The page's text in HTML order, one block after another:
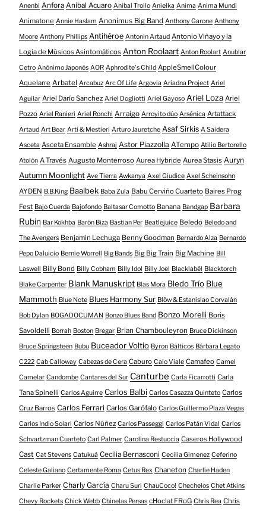
Anenbi Anfora Anibal Acuaro Anibal Troilo Anielka Anima Anima Mundi
Animatone Annie Haslam Anonimus Big Band Anthony Garone Anthony
Moore Anthony Phillips Antihéroe Antonin Artaud Antonio Viñayo y la
Logia de Músicos Asintomáticos Anton Roolaart Anton Roolart Anublar
Cetro Anónimo Japonés AOR Aphrodite's Child AppleSmellColour
Aquelarre Arbatel Arcabuz Arc Of Life Argovia Ariadna Project Ariel
Aguilar Ariel Darío Sanchez Ariel Dogliotti Ariel Gayoso Ariel Loza Ariel
Pozzo Ariel Ranieri Ariel Ronchi Arraigo Arroyito dúo Arsénica Artattack
Artaud Art Bear Arti & Mestieri Arturo Jauretche Asaf Sirkis A Saidera
Asceta Asceta Ensamble Ashraj Astor Piazzolla ATempo Atilio Bertorello
Atolón A Través Augusto Monterroso Aurea Hybride Aurea Stasis Auryn
Autumn Moonlight Ave Tierra Awkanya Axel Giudice Axel Scheinsohn
AYDEN B.B.King Baalbek Baba Zula Babu Cerviño Cuarteto Baires Prog
Fest Bajo Cuerda Bajofondo Baltasar Comotto Banana Bandgap Barbara
Rubin Bar Kokhba Barón Biza Bastian Per Beatlejuice Beledo Beledo and
The Avengers Benjamin Lechuga Benny Goodman Bernardo Alza Bernardo
Pepo Daluicio Bernie Worrell Big Bands Big Big Train Big Machine Bill
Laswell Billy Bond Billy Cobham Billy Idol Billy Joel Blacklabél Blacktorch
Blake Carpenter Blank Manuskript Blas Mora Bledo Trío Blue
Mammoth Blue Note Blues Harmony Sur Blöw & Estanislao Corvalán
Bob Dylan BOGADOCUMAN Bonzo Blues Band Bonzo Morelli Boris
Savoldelli Borrah Boston Bregar Brian Chambouleyron Bruce Dickinson
Bruce Springsteen Bubu Buceador Voltio Byron Bálticos Bárbara Legato
C222 Cab Calloway Cabezas de Cera Caburo Caio Viale Camafeo Camel
Camelar Candombe Cantares del Sur Canturbe Carla Ficarrotti Carla
Tana Spinelli Carlos Aguirre Carlos Balbi Carlos Casazza Quinteto Carlos
Cruz Barros Carlos Ferrari Carlos Garófalo Carlos Guillermo Plaza Vegas
Carlos Indio Solari Carlos Núñez Carlos Passeggi Carlos Patán Vidal Carlos
Schvartzman Cuarteto Carl Palmer Carolina Restuccia Caseros Hollywood
Cast Cat Stevens Catukuá Cecilia Bernasconi Cecilia Gimenez Ceferino
Celeste Galiano Certamente Roma Cetus Rex Chaneton Charlie Haden
Charlie Parker Charly García Charu Suri ChauCoco! Chechelos Chet Atkins
Chevy Rockets Chick Webb Chinelas Persas cHoclat FRoG Chris Rea Chris